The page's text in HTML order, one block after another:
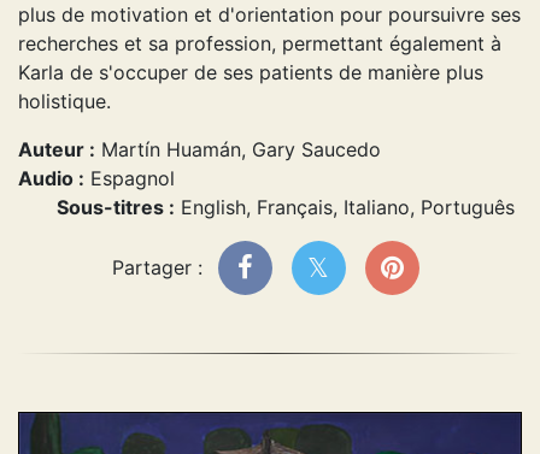
plus de motivation et d'orientation pour poursuivre ses
recherches et sa profession, permettant également à
Karla de s'occuper de ses patients de manière plus
holistique.
Auteur : Martín Huamán, Gary Saucedo
Audio : Espagnol
Sous-titres : English, Français, Italiano, Português
Partager :